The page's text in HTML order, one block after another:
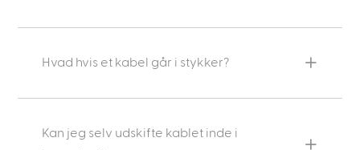
Hvad hvis et kabel går i stykker?
Kan jeg selv udskifte kablet inde i